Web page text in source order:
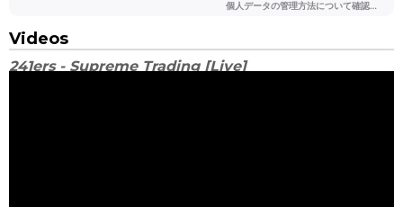
Videos
241ers - Supreme Trading [Live]